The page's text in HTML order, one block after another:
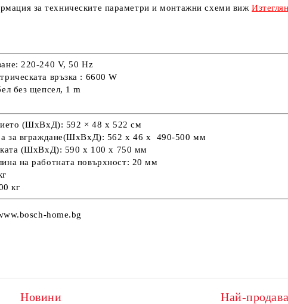
за техническите параметри и монтажни схеми виж
220-240 V, 50 Hz
връзка : 6600 W
без щепсел, 1 m
(ШхВхД): 592 × 48 х 522 см
за вграждане(ШхВхД): 562 x 46 x 490-500 мм
(ШхВхД): 590 х 100 х 750 мм
на работната повърхност: 20 мм
кг
home.bg
Новини Най-